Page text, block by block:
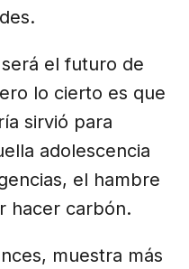
el futuro de
lo cierto es que
sirvió para
adolescencia
el hambre
hacer carbón.
muestra más